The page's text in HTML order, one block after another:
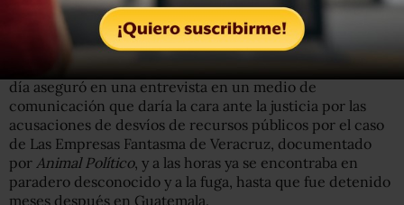
“Hoy pueden decir que vienen a dar la cara, pero eso no
es suficiente, Señoría. Sabemos que hay helicópteros que
pueden llevar a una persona rápidamente a Guatemala”,
insinuó el agente, en clara referencia a Duarte, quien un
día aseguró en una entrevista en un medio de
comunicación que daría la cara ante la justicia por las
acusaciones de desvíos de recursos públicos por el caso
de Las Empresas Fantasma de Veracruz , documentado
por Animal Político, y a las horas ya se encontraba en
paradero desconocido y a la fuga, hasta que fue detenido
meses después en Guatemala.